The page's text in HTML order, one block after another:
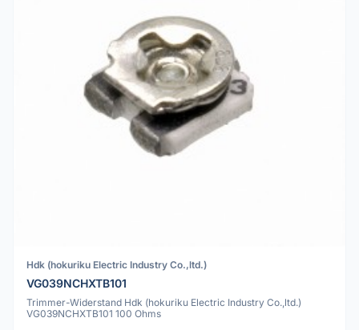
Hdk (hokuriku Electric Industry Co.,ltd.)
VG039NCHXTB101
Trimmer-Widerstand Hdk (hokuriku Electric Industry Co.,ltd.)
VG039NCHXTB101 100 Ohms